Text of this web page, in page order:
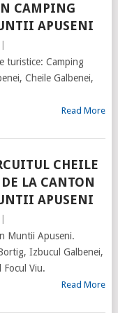
CAMPING
APUSENI
turistice: Camping
Cheile Galbenei,
Read More
CHEILE
LA CANTON
APUSENI
Muntii Apuseni.
Izbucul Galbenei,
Focul Viu.
Read More